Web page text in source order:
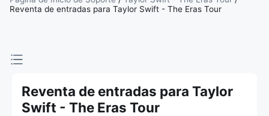
Reventa de entradas para Taylor Swift - The Eras Tour
Reventa de entradas para Taylor
Swift - The Eras Tour